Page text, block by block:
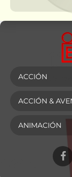
ACCIÓN
ACCIÓN &
ANIMACIÓN